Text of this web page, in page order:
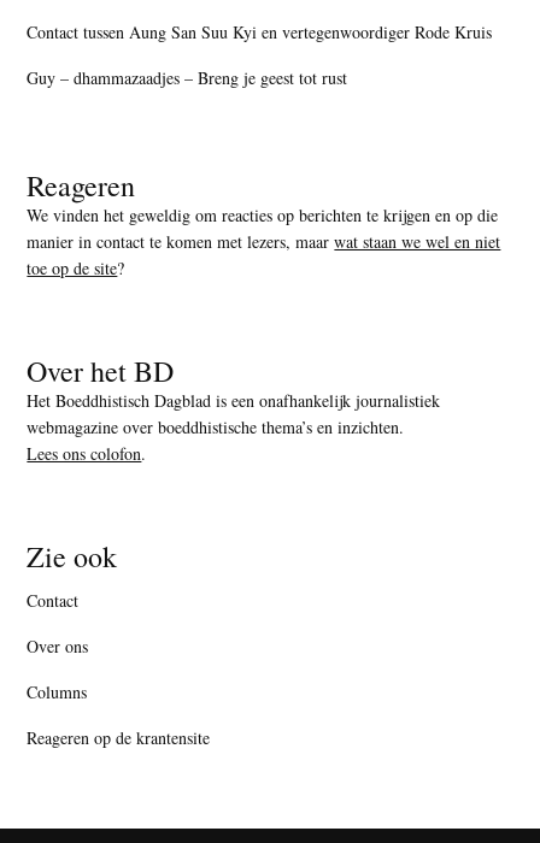
Contact tussen Aung San Suu Kyi en vertegenwoordiger Rode Kruis
Guy – dhammazaadjes – Breng je geest tot rust
Reageren
We vinden het geweldig om reacties op berichten te krijgen en op die
manier in contact te komen met lezers, maarwat staan we wel en niet
toe op de site?
Over het BD
Het Boeddhistisch Dagblad is een onafhankelijk journalistiek
webmagazine over boeddhistische thema’s en inzichten.
Lees ons colofon.
Zie ook
Contact
Over ons
Columns
Reageren op de krantensite